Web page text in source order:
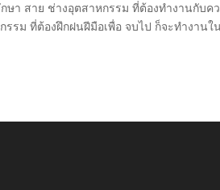
า สาย ช่างอุตสาหกรรม ที่ต้องทำงานกับคว
รรม ที่ต้องฝึกฝนฝีมือเพื่อ จบไป ก็จะทำงาน